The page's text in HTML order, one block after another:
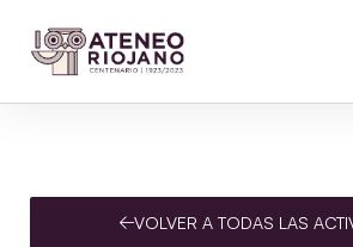
VOLVER A TODAS LAS